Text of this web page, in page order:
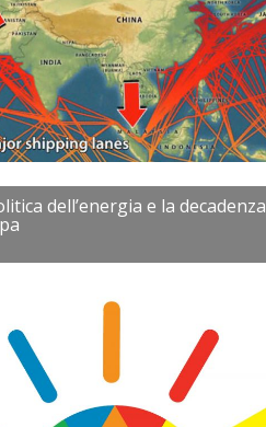
dell’energia e la decadenza